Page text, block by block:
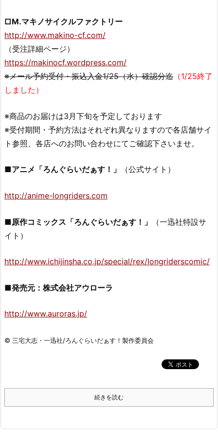
□M.マキノサイクルファクトリー
http://www.makino-cf.com/
（受注詳細ページ）
https://makinocf.wordpress.com/
※メール予約受付・振込入金1/25（水）確認分迄 （1/25終了
しました）
※商品のお届けは3月下旬を予定しております
※受付期間・予約方法はそれぞれ異なりますので各店舗サイ
ト参照、各店へのお問い合わせにてご確認下さいませ。
■アニメ「ろんぐらいだぁす！」 （公式サイト）
http://anime-longriders.com
■原作コミックス「ろんぐらいだぁす！」
（一迅社特設サ
イト）
http://www.ichijinsha.co.jp/special/rex/longriderscomic/
■発売元：株式会社アウローラ
http://www.auroras.jp/
© 三宅大志・一迅社/ろんぐらいだぁす！製作委員会
続きを読む